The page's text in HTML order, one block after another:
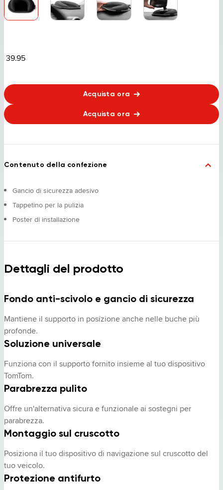
39.95
Acquista ora
Acquista ora
Contenuto della confezione
Gancio di sicurezza adesivo
Tappetino per la pulizia
Poster di installazione
Dettagli del prodotto
Fondo anti-scivolo e gancio di sicurezza
Mantiene il supporto in posizione anche nelle buche più
profonde.
Soluzione universale
Funziona con il supporto fornito insieme al tuo dispositivo
TomTom.
Parabrezza pulito
Offre un'alternativa sicura e funzionale ai sostegni per
parabrezza.
Montaggio sul cruscotto
Posiziona il tuo dispositivo di navigazione sul cruscotto del
tuo veicolo.
Protezione antifurto